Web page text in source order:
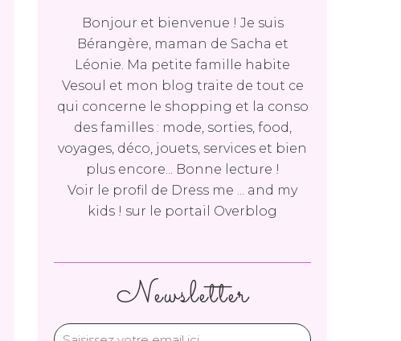
Newsletter
Bonjour et bienvenue ! Je suis
Bérangère, maman de Sacha et
Léonie. Ma petite famille habite
Vesoul et mon blog traite de tout ce
qui concerne le shopping et la conso
des familles : mode, sorties, food,
voyages, déco, jouets, services et bien
plus encore... Bonne lecture !
Voir le profil de Dress me ... and my
kids ! sur le portail Overblog